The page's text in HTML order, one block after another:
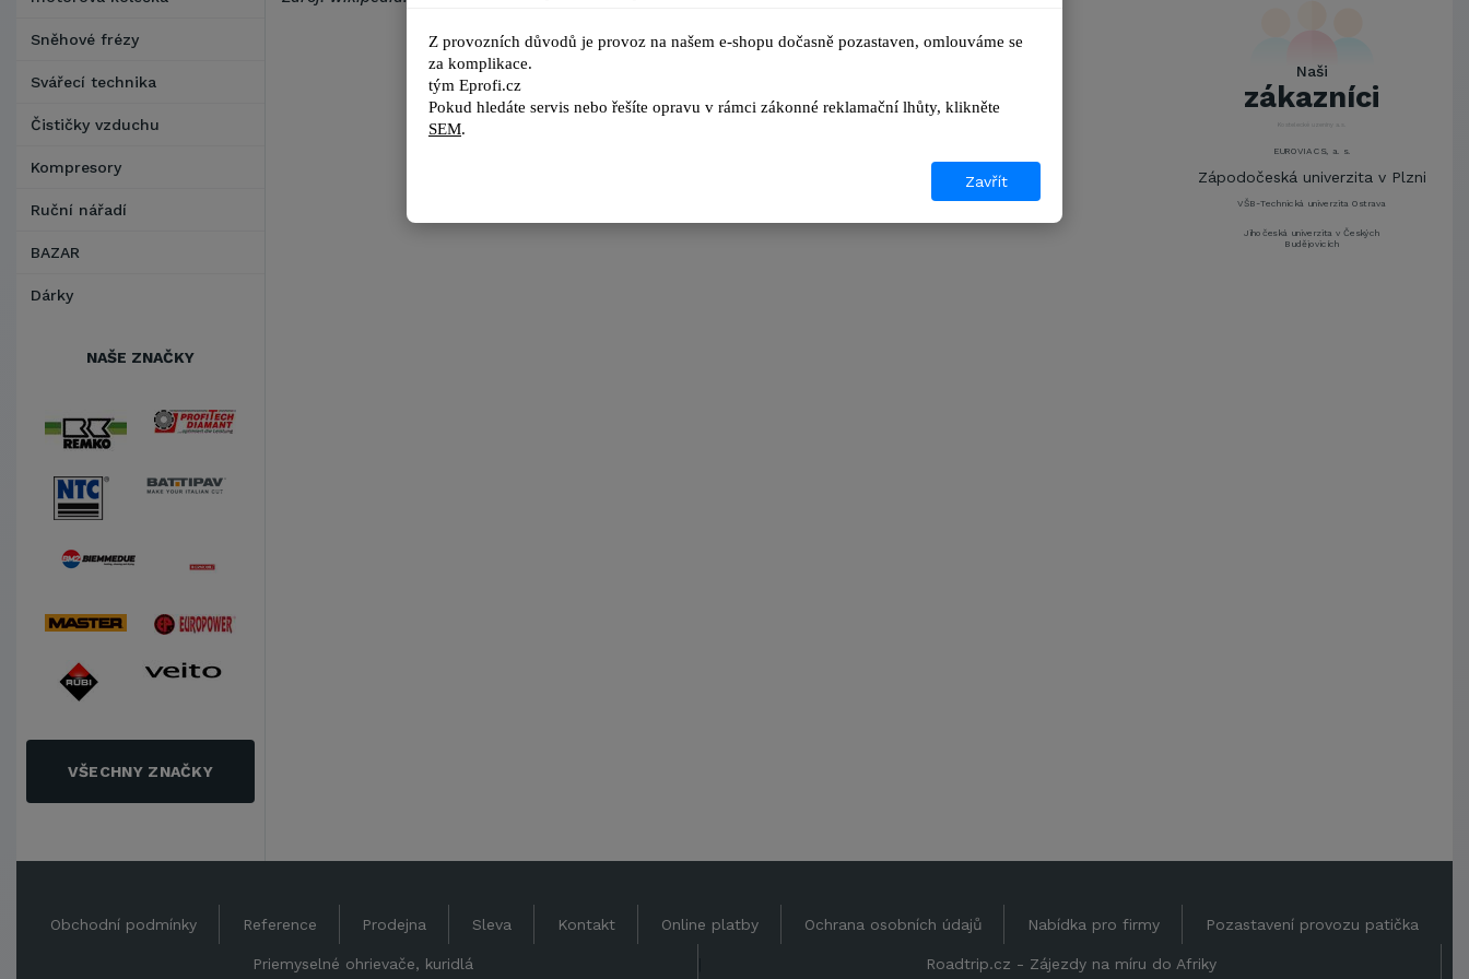
Sněhové frézy
Svářecí technika
Čističky vzduchu
Kompresory
Ruční nářadí
BAZAR
Dárky
NAŠE ZNAČKY
VŠECHNY ZNAČKY
Naši
zákazníci
Brně,Správa kolejí a menz
Arcibiskupství pražské
Kostelecké uzeniny a.s.
EUROVIA CS, a. s.
Zápodočeská univerzita v Plzni
VŠB-Technická univerzita Ostrava
Jihočeská univerzita v Českých
Budějovicích
Obchodní podmínky Reference Prodejna Sleva Kontakt Online platby Ochrana osobních údajů Nabídka pro firmy Pozastavení provozu patička
Priemyselné ohrievače, kuridlá Roadtrip.cz - Zájezdy na míru do Afriky
Z provozních důvodů je provoz na našem e-shopu dočasně pozastaven, omlouváme se
za komplikace.
tým Eprofi.cz
Pokud hledáte servis nebo řešíte opravu v rámci zákonné reklamační lhůty, kl
SEM.
Zavřít